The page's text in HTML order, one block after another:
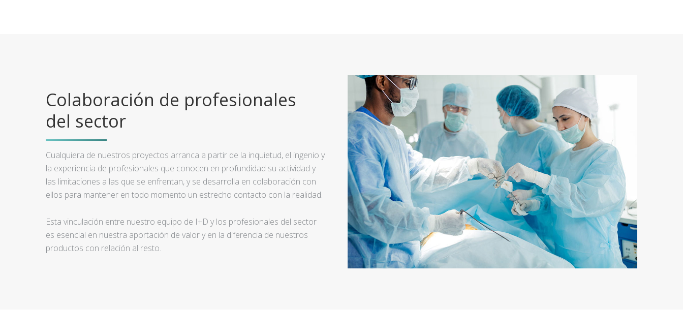
Colaboración de profesionales
del sector
Cualquiera de nuestros proyectos arranca a partir de la inquietud, el ingenio y
la experiencia de profesionales que conocen en profundidad su actividad y
las limitaciones a las que se enfrentan, y se desarrolla en colaboración con
ellos para mantener en todo momento un estrecho contacto con la realidad.
Esta vinculación entre nuestro equipo de I+D y los profesionales del sector
es esencial en nuestra aportación de valor y en la diferencia de nuestros
productos con relación al resto.